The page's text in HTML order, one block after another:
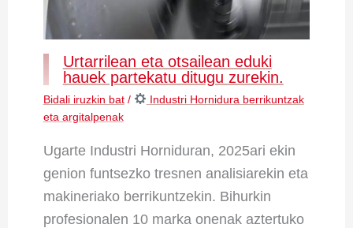
Urtarrilean eta otsailean eduki
hauek partekatu ditugu zurekin.
Bidali iruzkin bat /
Industri Hornidura berrikuntzak
eta argitalpenak
Ugarte Industri Horniduran, 2025ari ekin
genion funtsezko tresnen analisiarekin eta
makineriako berrikuntzekin. Bihurkin
profesionalen 10 marka onenak aztertuko